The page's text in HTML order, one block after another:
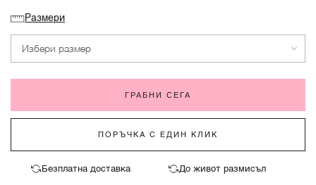
Размери
Избери размер
ГРАБНИ СЕГА
ПОРЪЧКА С ЕДИН КЛИК
Безплатна доставка До живот размисъл